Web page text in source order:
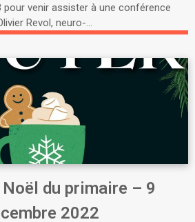
pour venir assister à une conférence
Revol, neuro-…
du primaire – 9
2022